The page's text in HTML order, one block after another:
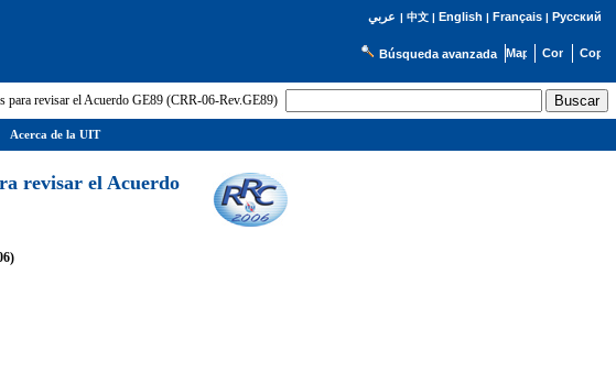
عربي | 中文| English | Français| Русский
Búsqueda avanzada
para revisar el Acuerdo GE89 (CRR-06-Rev.GE89)
revisar el Acuerdo
Acerca de la UIT